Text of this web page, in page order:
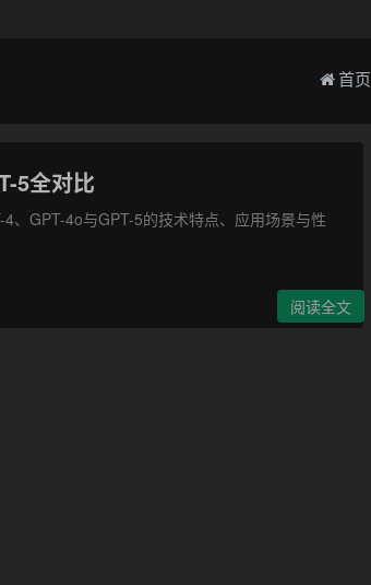
首页
5全对比
、GPT-4o与GPT-5的技术特点、应用场景与性
阅读全文